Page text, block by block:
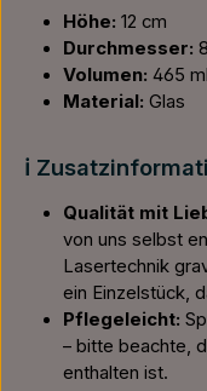
Höhe: 12 cm
Durchmesser:
Volumen: 465 ml
Material: Glas
ℹ️
Qualität mit
von uns selbst
Lasertechnik
ein Einzelstück,
Pflegeleicht:
– bitte beachte,
enthalten ist.